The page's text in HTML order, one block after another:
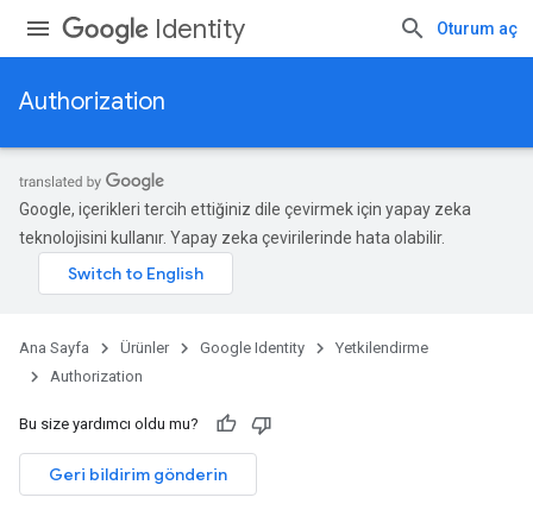
Identity Oturum aç
Authorization
Google, içerikleri tercih ettiğiniz dile çevirmek için yapay zeka
teknolojisini kullanır. Yapay zeka çevirilerinde hata olabilir.
Ana Sayfa Ürünler Google Identity
Yetkilendirme
Authorization
Bu size yardımcı oldu mu?
Geri bildirim gönderin